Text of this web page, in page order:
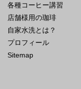
各種コーヒー講習
店舗様用の珈琲
自家水洗とは？
プロフィール
Sitemap